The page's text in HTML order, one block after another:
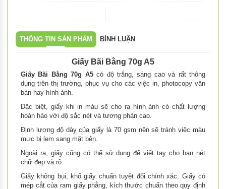
THÔNG TIN SẢN PHẨM BÌNH LUẬN
Giấy Bãi Bằng 70g A5
Giấy Bãi Bằng 70g A5có độ trắng, sáng cao và rất thông
dụng trên thị trường, phục vụ cho các việc in, photocopy văn
bản hay hình ảnh.
Đặc biệt, giấy khi in màu sẽ cho ra hình ảnh có chất lượng
hoàn hảo với độ sắc nét và tương phản cao.
Định lượng độ dày của giấy là 70 gsm nên sẽ tránh việc màu
mực bị lem sang mặt bên.
Ngoài ra, giấy cũng có thể sử dụng để viết tay cho bạn nét
chữ đẹp và rõ.
Giấy không bụi, khổ giấy chuẩn tuyệt đối chính xác. Giấy có
mép cắt của ram giấy phẳng, kích thước chuẩn theo quy định